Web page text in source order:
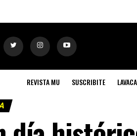
REVISTA MU SUSCRIBITE